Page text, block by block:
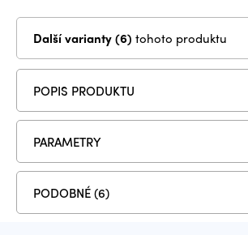
Další varianty (6) tohoto produktu
POPIS PRODUKTU
PARAMETRY
PODOBNÉ (6)